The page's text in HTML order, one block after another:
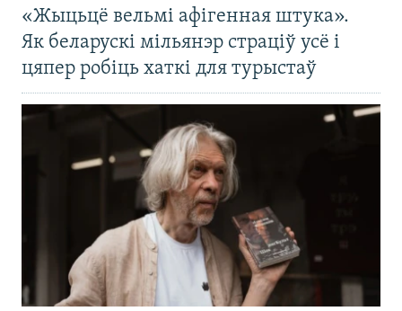
«Жыцьцё вельмі афігенная штука».
Як беларускі мільянэр страціў усё і
цяпер робіць хаткі для турыстаў